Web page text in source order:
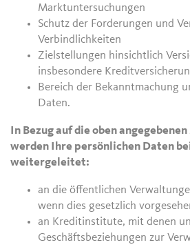
Marktuntersuchungen
Schutz der Forderungen und
Verbindlichkeiten
Zielstellungen hinsichtlich
insbesondere
Bereich der Bekanntmachung
Daten.
In Bezug auf die oben
werden Ihre persönlichen Daten
weitergeleitet:
an die öffentlichen
wenn dies gesetzlich
an Kreditinstitute, mit denen
Geschäftsbeziehungen zur